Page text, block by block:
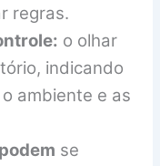
regras.
o olhar
indicando
ambiente e as
se